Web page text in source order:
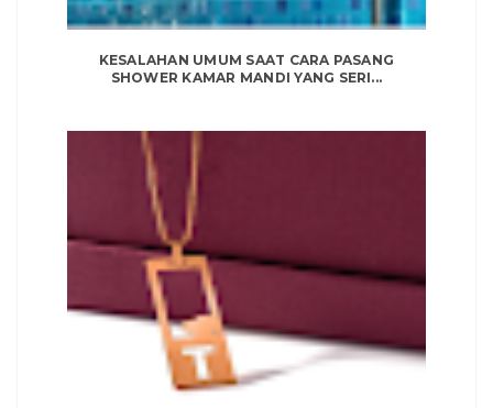
KESALAHAN UMUM SAAT CARA PASANG
SHOWER KAMAR MANDI YANG SERI...